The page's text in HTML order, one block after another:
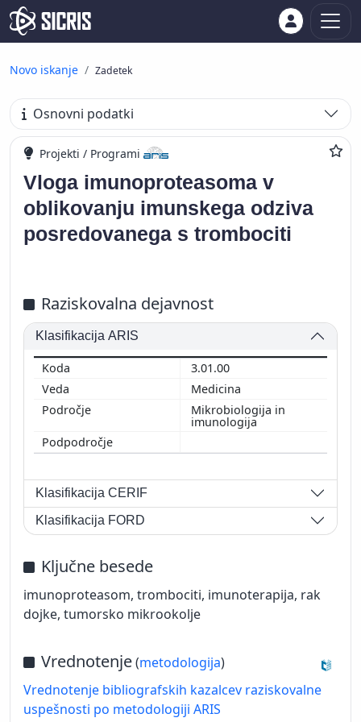
Novo iskanje Zadetek
Osnovni podatki
Projekti / Programi
Vloga imunoproteasoma v
oblikovanju imunskega odziva
posredovanega s trombociti
Raziskovalna dejavnost
Klasifikacija ARIS
3.01.00
Medicina
Mikrobiologija in
imunologija
Klasifikacija CERIF
Klasifikacija FORD
Ključne besede
imunoproteasom, trombociti, imunoterapija, rak
dojke, tumorsko mikrookolje
Vrednotenje(metodologija)
Vrednotenje bibliografskih kazalcev raziskovalne
uspešnosti po metodologiji ARIS